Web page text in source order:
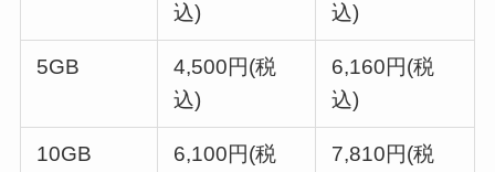
込)
込)
5GB
4,500円(税
込)
6,160円(税
込)
10GB
6,100円(税
7,810円(税